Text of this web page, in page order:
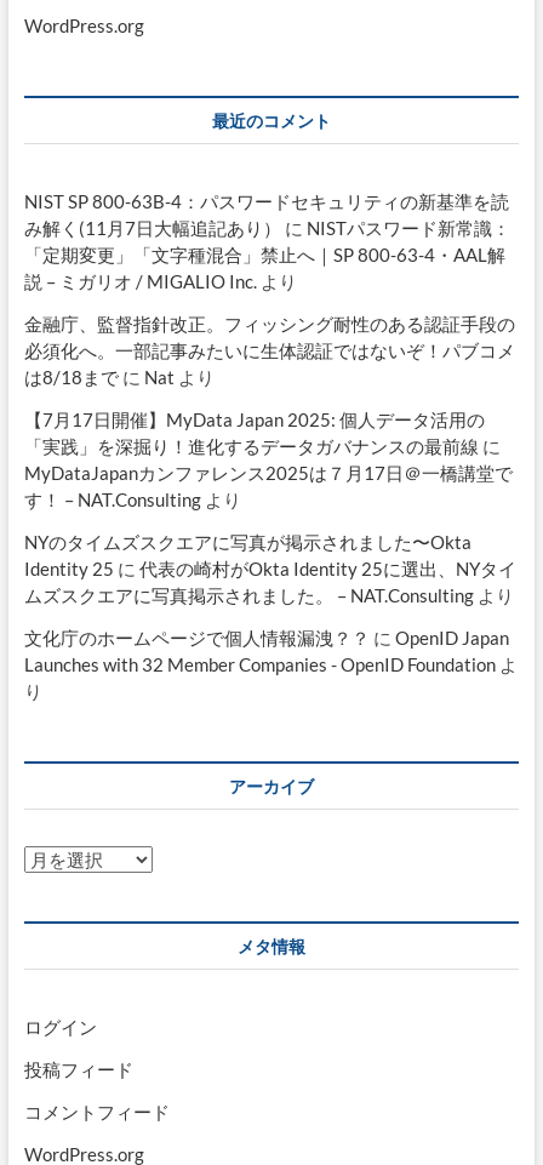
WordPress.org
最近のコメント
NIST SP 800-63B-4：パスワードセキュリティの新基準を読
み解く(11月7日大幅追記あり）
に NISTパスワード新常識：
「定期変更」「文字種混合」禁止へ｜SP 800-63-4・AAL解
説 – ミガリオ / MIGALIO Inc.より
金融庁、監督指針改正。フィッシング耐性のある認証手段の
必須化へ。一部記事みたいに生体認証ではないぞ！パブコメ
は8/18までに Nat より
【7月17日開催】MyData Japan 2025: 個人データ活用の
「実践」を深掘り！進化するデータガバナンスの最前線 に
MyDataJapanカンファレンス2025は７月17日＠一橋講堂で
す！ – NAT.Consultingより
NYのタイムズスクエアに写真が掲示されました〜Okta
Identity 25 に 代表の崎村がOkta Identity 25に選出、NYタイ
ムズスクエアに写真掲示されました。 – NAT.Consultingより
文化庁のホームページで個人情報漏洩？？ に OpenID Japan
Launches with 32 Member Companies - OpenID Foundationよ
り
アーカイブ
ア
ブ
メタ情報
ログイン
投稿フィード
コメントフィード
WordPress.org